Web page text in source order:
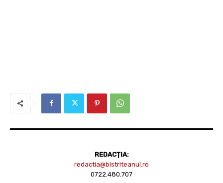
REDACȚIA:
redactia@bistriteanul.ro
0722.480.707